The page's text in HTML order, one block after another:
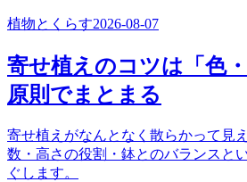
植物とくらす2026-08-07
寄せ植えのコツは「色
原則でまとまる
寄せ植えがなんとなく散らかって見
数・高さの役割・鉢とのバランスと
ぐします。